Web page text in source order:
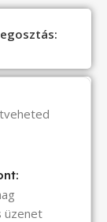
üzenet